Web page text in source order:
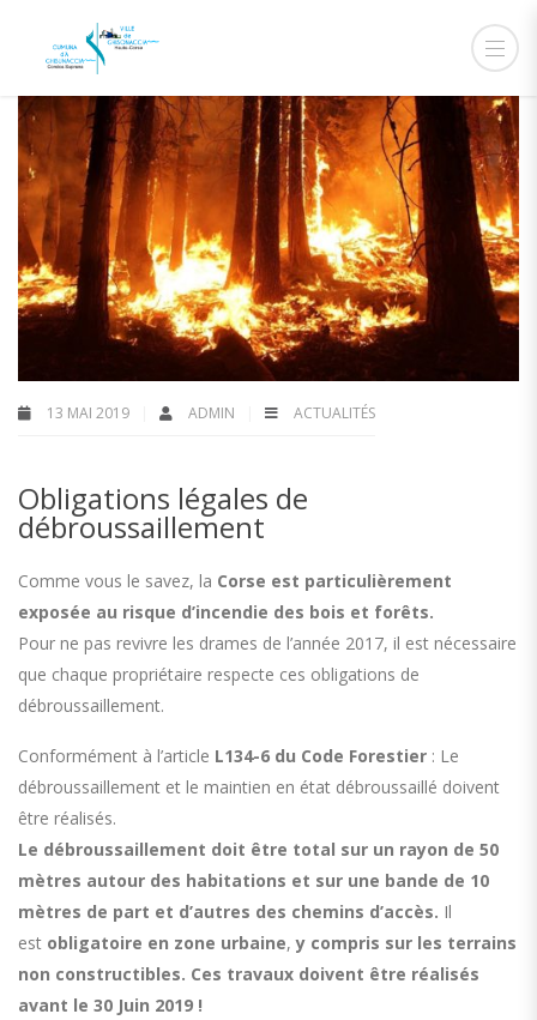
13 MAI 2019 ADMIN ACTUALITÉS
Obligations légales de
débroussaillement
Comme vous le savez, la Corse est particulièrement
exposée au risque d’incendie des bois et forêts.
Pour ne pas revivre les drames de l’année 2017, il est nécessaire
que chaque propriétaire respecte ces obligations de
débroussaillement.
Conformément à l’article L134-6 du Code Forestier : Le
débroussaillement et le maintien en état débroussaillé doivent
être réalisés.
Le débroussaillement doit être total sur un rayon de 50
mètres autour des habitations et sur une bande de 10
mètres de part et d’autres des chemins d’accès. Il
est obligatoire en zone urbaine,y compris sur les terrains
non constructibles. Ces travaux doivent être réalisés
avant le 30 Juin 2019 !